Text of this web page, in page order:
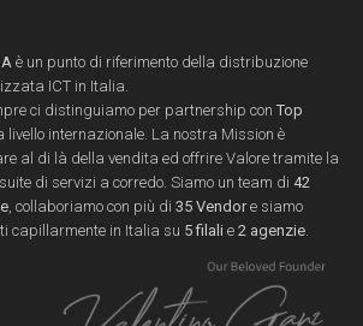
è un punto di riferimento della distribuzione
ICT in Italia.
ci distinguiamo per partnership con Top
livello internazionale. La nostra Mission è
al di là della vendita ed offrire Valore tramite la
di servizi a corredo. Siamo un team di 42
, collaboriamo con più di 35 Vendore siamo
capillarmente in Italia su 5 filali e 2 agenzie.